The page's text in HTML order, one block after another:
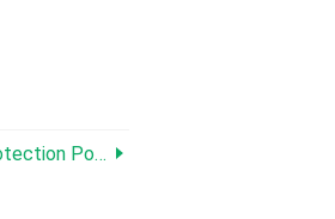
Du Midwest